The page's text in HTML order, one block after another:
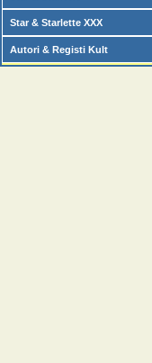
Star & Starlette XXX
Autori & Registi Kult